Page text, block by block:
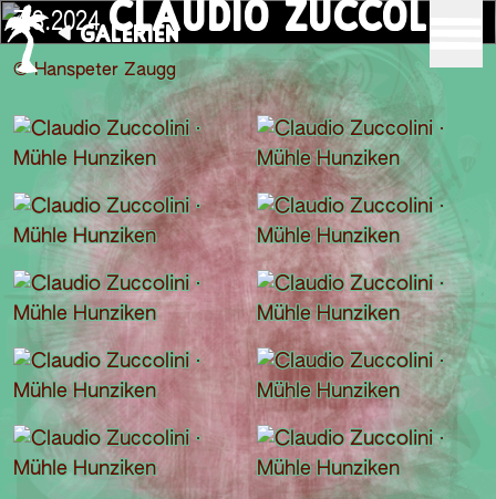
GALERIEN
7.3.2024 CLAUDIO ZUCCOLINI
© Hanspeter Zaugg